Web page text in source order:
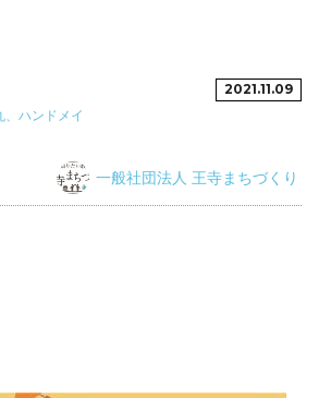
ハンドメイ
2021.11.09
一般社団法人 王寺まちづくり